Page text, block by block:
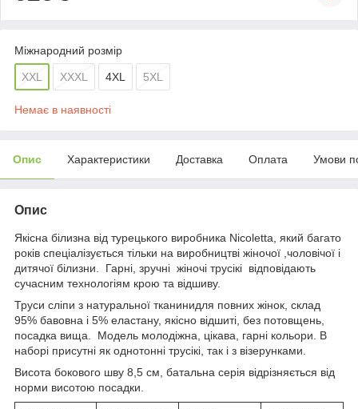
Міжнародний розмір
XXL XXXL 4XL 5XL
Немає в наявності
Опис Характеристики Доставка Оплата Умови
Опис
Якісна білизна від турецького виробника Nicoletta, який багато
років спеціалізується тільки на виробництві жіночої ,чоловічої і
дитячої білизни. Гарні, зручні жіночі трусікі відповідають
сучасним технологіям крою та відшиву.
Труси сліпи з натуральної тканинидля повних жінок, склад
95% бавовна і 5% еластану, якісно відшиті, без потовщень,
посадка вища. Модель молодіжна, цікава, гарні кольори. В
наборі присутні як однотонні трусікі, так і з візерунками.
Висота бокового шву 8,5 см, батальна серія відрізняється від
норми висотою посадки.